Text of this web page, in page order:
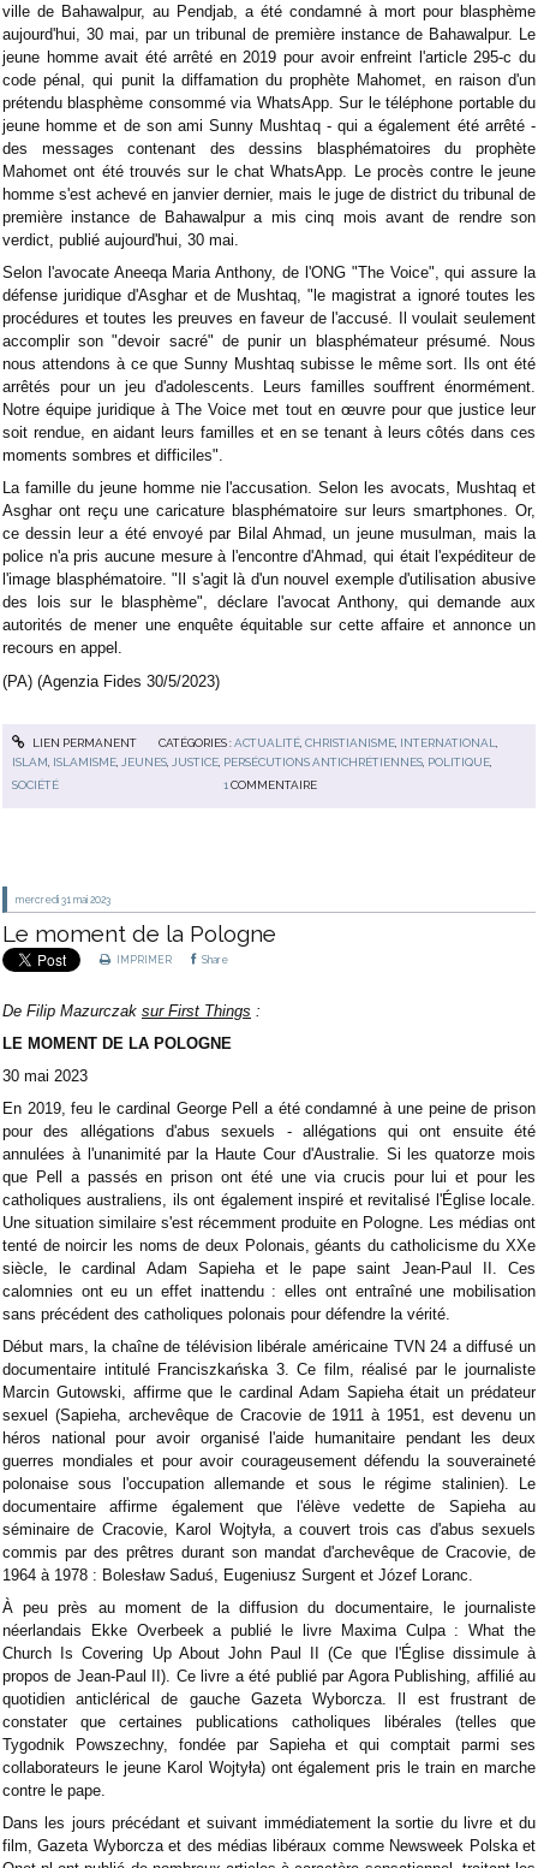
ville de Bahawalpur, au Pendjab, a été condamné à mort pour blasphème
aujourd'hui, 30 mai, par un tribunal de première instance de Bahawalpur. Le
jeune homme avait été arrêté en 2019 pour avoir enfreint l'article 295-c du
code pénal, qui punit la diffamation du prophète Mahomet, en raison d'un
prétendu blasphème consommé via WhatsApp. Sur le téléphone portable du
jeune homme et de son ami Sunny Mushtaq - qui a également été arrêté -
des messages contenant des dessins blasphématoires du prophète
Mahomet ont été trouvés sur le chat WhatsApp. Le procès contre le jeune
homme s'est achevé en janvier dernier, mais le juge de district du tribunal de
première instance de Bahawalpur a mis cinq mois avant de rendre son
verdict, publié aujourd'hui, 30 mai.
Selon l'avocate Aneeqa Maria Anthony, de l'ONG "The Voice", qui assure la
défense juridique d'Asghar et de Mushtaq, "le magistrat a ignoré toutes les
procédures et toutes les preuves en faveur de l'accusé. Il voulait seulement
accomplir son "devoir sacré" de punir un blasphémateur présumé. Nous
nous attendons à ce que Sunny Mushtaq subisse le même sort. Ils ont été
arrêtés pour un jeu d'adolescents. Leurs familles souffrent énormément.
Notre équipe juridique à The Voice met tout en œuvre pour que justice leur
soit rendue, en aidant leurs familles et en se tenant à leurs côtés dans ces
moments sombres et difficiles".
La famille du jeune homme nie l'accusation. Selon les avocats, Mushtaq et
Asghar ont reçu une caricature blasphématoire sur leurs smartphones. Or,
ce dessin leur a été envoyé par Bilal Ahmad, un jeune musulman, mais la
police n'a pris aucune mesure à l'encontre d'Ahmad, qui était l'expéditeur de
l'image blasphématoire. "Il s'agit là d'un nouvel exemple d'utilisation abusive
des lois sur le blasphème", déclare l'avocat Anthony, qui demande aux
autorités de mener une enquête équitable sur cette affaire et annonce un
recours en appel.
(PA) (Agenzia Fides 30/5/2023)
LIEN PERMANENT CATÉGORIES :ACTUALITÉ, CHRISTIANISME, INTERNATIONAL
ISLAM ISLAMISME JEUNES JUSTICE PERSÉCUTIONS ANTICHRÉTIENNES POLITIQUE
SOCIÉTÉ
1 COMMENTAIRE
mercredi 31 mai 2023
Le moment de la Pologne
IMPRIMER Share
De Filip Mazurczak sur First Things :
LE MOMENT DE LA POLOGNE
30 mai 2023
En 2019, feu le cardinal George Pell a été condamné à une peine de prison
pour des allégations d'abus sexuels - allégations qui ont ensuite été
annulées à l'unanimité par la Haute Cour d'Australie. Si les quatorze mois
que Pell a passés en prison ont été une via crucis pour lui et pour les
catholiques australiens, ils ont également inspiré et revitalisé l'Église locale.
Une situation similaire s'est récemment produite en Pologne. Les médias ont
tenté de noircir les noms de deux Polonais, géants du catholicisme du XXe
siècle, le cardinal Adam Sapieha et le pape saint Jean-Paul II. Ces
calomnies ont eu un effet inattendu : elles ont entraîné une mobilisation
sans précédent des catholiques polonais pour défendre la vérité.
Début mars, la chaîne de télévision libérale américaine TVN 24 a diffusé un
documentaire intitulé Franciszkańska 3. Ce film, réalisé par le journaliste
Marcin Gutowski, affirme que le cardinal Adam Sapieha était un prédateur
sexuel (Sapieha, archevêque de Cracovie de 1911 à 1951, est devenu un
héros national pour avoir organisé l'aide humanitaire pendant les deux
guerres mondiales et pour avoir courageusement défendu la souveraineté
polonaise sous l'occupation allemande et sous le régime stalinien). Le
documentaire affirme également que l'élève vedette de Sapieha au
séminaire de Cracovie, Karol Wojtyła, a couvert trois cas d'abus sexuels
commis par des prêtres durant son mandat d'archevêque de Cracovie, de
1964 à 1978 : Bolesław Saduś, Eugeniusz Surgent et Józef Loranc.
À peu près au moment de la diffusion du documentaire, le journaliste
néerlandais Ekke Overbeek a publié le livre Maxima Culpa : What the
Church Is Covering Up About John Paul II (Ce que l'Église dissimule à
propos de Jean-Paul II). Ce livre a été publié par Agora Publishing, affilié au
quotidien anticlérical de gauche Gazeta Wyborcza. Il est frustrant de
constater que certaines publications catholiques libérales (telles que
Tygodnik Powszechny, fondée par Sapieha et qui comptait parmi ses
collaborateurs le jeune Karol Wojtyła) ont également pris le train en marche
contre le pape.
Dans les jours précédant et suivant immédiatement la sortie du livre et du
film, Gazeta Wyborcza et des médias libéraux comme Newsweek Polska et